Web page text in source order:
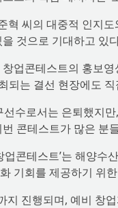
혁 씨의 대중적 인지
것으로 기대하고 있
업콘테스트의 홍보
되는 결선 현장에도
선수로서는 은퇴했지
콘테스트가 많은 분
업콘테스트’는 해양
기회를 제공하기 위
지 진행되며, 예비 창